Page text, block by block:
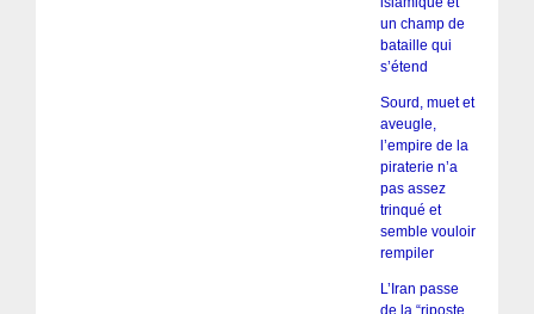
un champ de
bataille qui
s’étend
Sourd, muet et
aveugle,
l’empire de la
piraterie n’a
pas assez
trinqué et
semble vouloir
rempiler
L’Iran passe